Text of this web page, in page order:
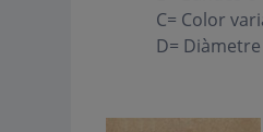
C= Color
D=